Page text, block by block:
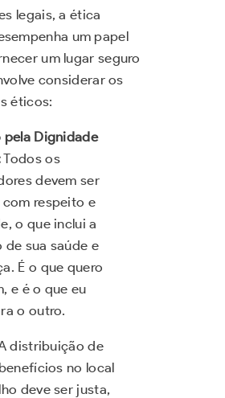
legais, a ética
um papel
um lugar seguro
considerar os
éticos:
pela Dignidade
Todos os
devem ser
respeito e
o que inclui a
de sua saúde e
É o que quero
e é o que eu
o outro.
distribuição de
no local
deve ser justa,